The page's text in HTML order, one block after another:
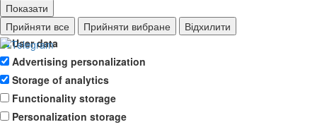
Показати
Ad storage
User data
Advertising personalization
Storage of analytics
Functionality storage
Personalization storage
Прийняти все Прийняти вибране Відхилити